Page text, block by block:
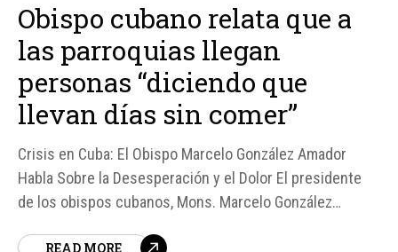
Obispo cubano relata que a
las parroquias llegan
personas “diciendo que
llevan días sin comer”
Crisis en Cuba: El Obispo Marcelo González Amador
Habla Sobre la Desesperación y el Dolor El presidente
de los obispos cubanos, Mons. Marcelo González
READ MORE